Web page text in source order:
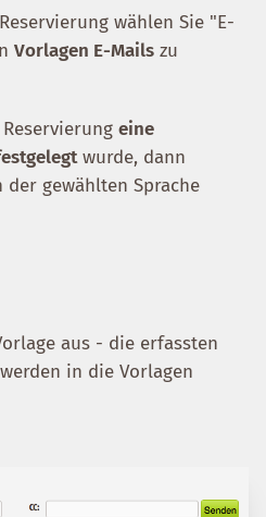
wählen Sie "E-
Vorlagen E-Mails zu
eine
wurde, dann
gewählten Sprache
aus - die erfassten
in die Vorlagen